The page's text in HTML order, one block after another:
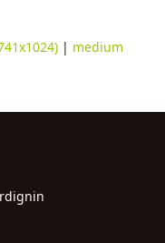
| medium